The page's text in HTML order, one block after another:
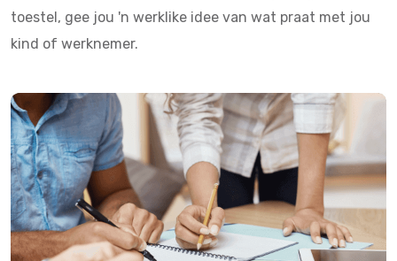
toestel, gee jou 'n werklike idee van wat praat met jou
kind of werknemer.